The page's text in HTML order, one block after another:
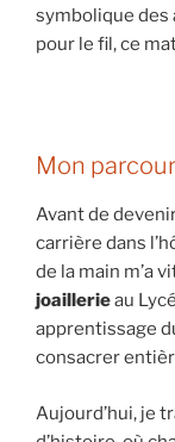
symbolique des
pour le fil, ce
Mon
Avant de
carrière dans
de la main m’a
joaillerieau
apprentissage
consacrer
Aujourd’hui, je